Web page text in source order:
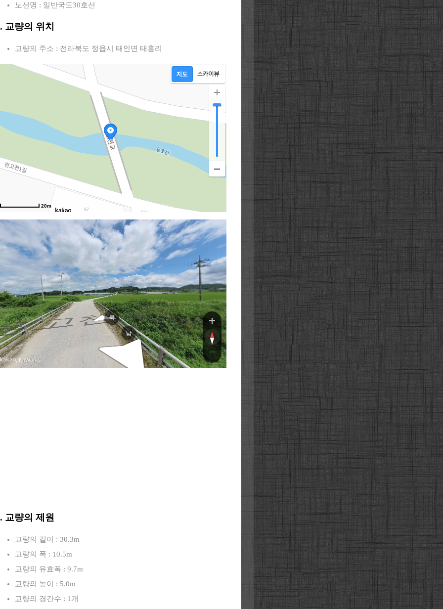
노선명 : 일반국도30호선
교량의 위치
교량의 주소 : 전라북도 정읍시 태인면 태흥리
20m
천1길
천1길
북
남
, KnWorks
교량의 제원
교량의 길이 : 30.3m
교량의 폭 : 10.5m
교량의 유효폭 : 9.7m
교량의 높이 : 5.0m
교량의 경간수 : 1개